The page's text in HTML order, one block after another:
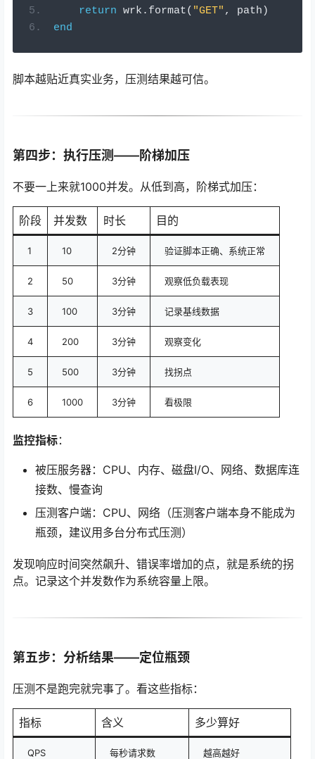
return wrk . format( "GET" , path )
end
脚本越贴近真实业务，压测结果越可信。
第四步：执行压测——阶梯加压
不要一上来就1000并发。从低到高，阶梯式加压：
阶段 并发数 时长 目的
1 10 2分钟 验证脚本正确、系统正常
2 50 3分钟 观察低负载表现
3 100 3分钟 记录基线数据
4 200 3分钟 观察变化
5 500 3分钟 找拐点
6 1000 3分钟 看极限
监控指标：
被压服务器：CPU、内存、磁盘I/O、网络、数据库连
接数、慢查询
压测客户端：CPU、网络（压测客户端本身不能成为
瓶颈，建议用多台分布式压测）
发现响应时间突然飙升、错误率增加的点，就是系统的拐
点。记录这个并发数作为系统容量上限。
第五步：分析结果——定位瓶颈
压测不是跑完就完事了。看这些指标：
指标 含义 多少算好
QPS 每秒请求数 越高越好